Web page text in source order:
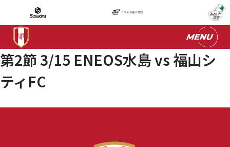
第2節 3/15 ENEOS水島 vs 福山シ
ティFC